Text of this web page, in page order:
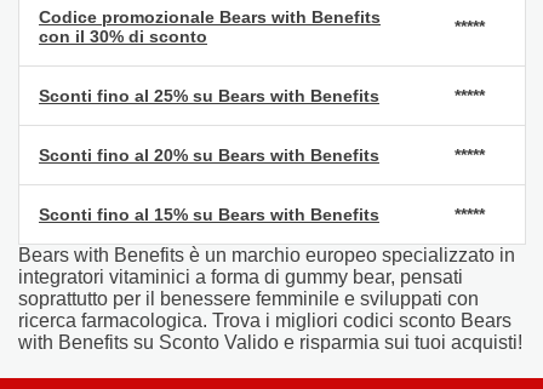
Codice promozionale Bears with Benefits
con il 30% di sconto
*****
Sconti fino al 25% su Bears with Benefits *****
Sconti fino al 20% su Bears with Benefits *****
Sconti fino al 15% su Bears with Benefits *****
Bears with Benefits è un marchio europeo specializzato in
integratori vitaminici a forma di gummy bear, pensati
soprattutto per il benessere femminile e sviluppati con
ricerca farmacologica. Trova i migliori codici sconto Bears
with Benefits su Sconto Valido e risparmia sui tuoi acquisti!